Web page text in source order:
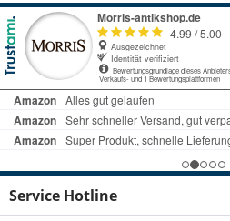
Service Hotline